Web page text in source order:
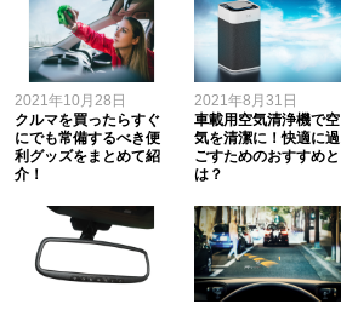
2021年10月28日
クルマを買ったらすぐ
にでも常備するべき便
利グッズをまとめて紹
介！
2021年8月31日
車載用空気清浄機で空
気を清潔に！快適に過
ごすためのおすすめと
は？